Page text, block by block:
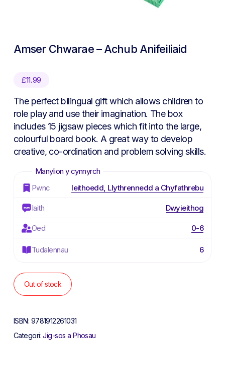
Amser Chwarae – Achub Anifeiliaid
£11.99
The perfect bilingual gift which allows children to
role play and use their imagination. The box
includes 15 jigsaw pieces which fit into the large,
colourful board book. A great way to develop
creative, co-ordination and problem solving skills.
Pwnc Ieithoedd, Llythrennedd a Chyfathrebu
Iaith Dwyieithog
Oed 0-6
Tudalennau 6
Out of stock
ISBN: 9781912261031
Categori:Jig-sos a Phosau